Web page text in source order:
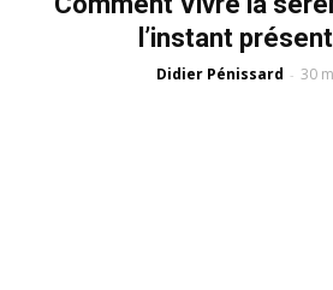
l’instant
Didier Pénissard - 30